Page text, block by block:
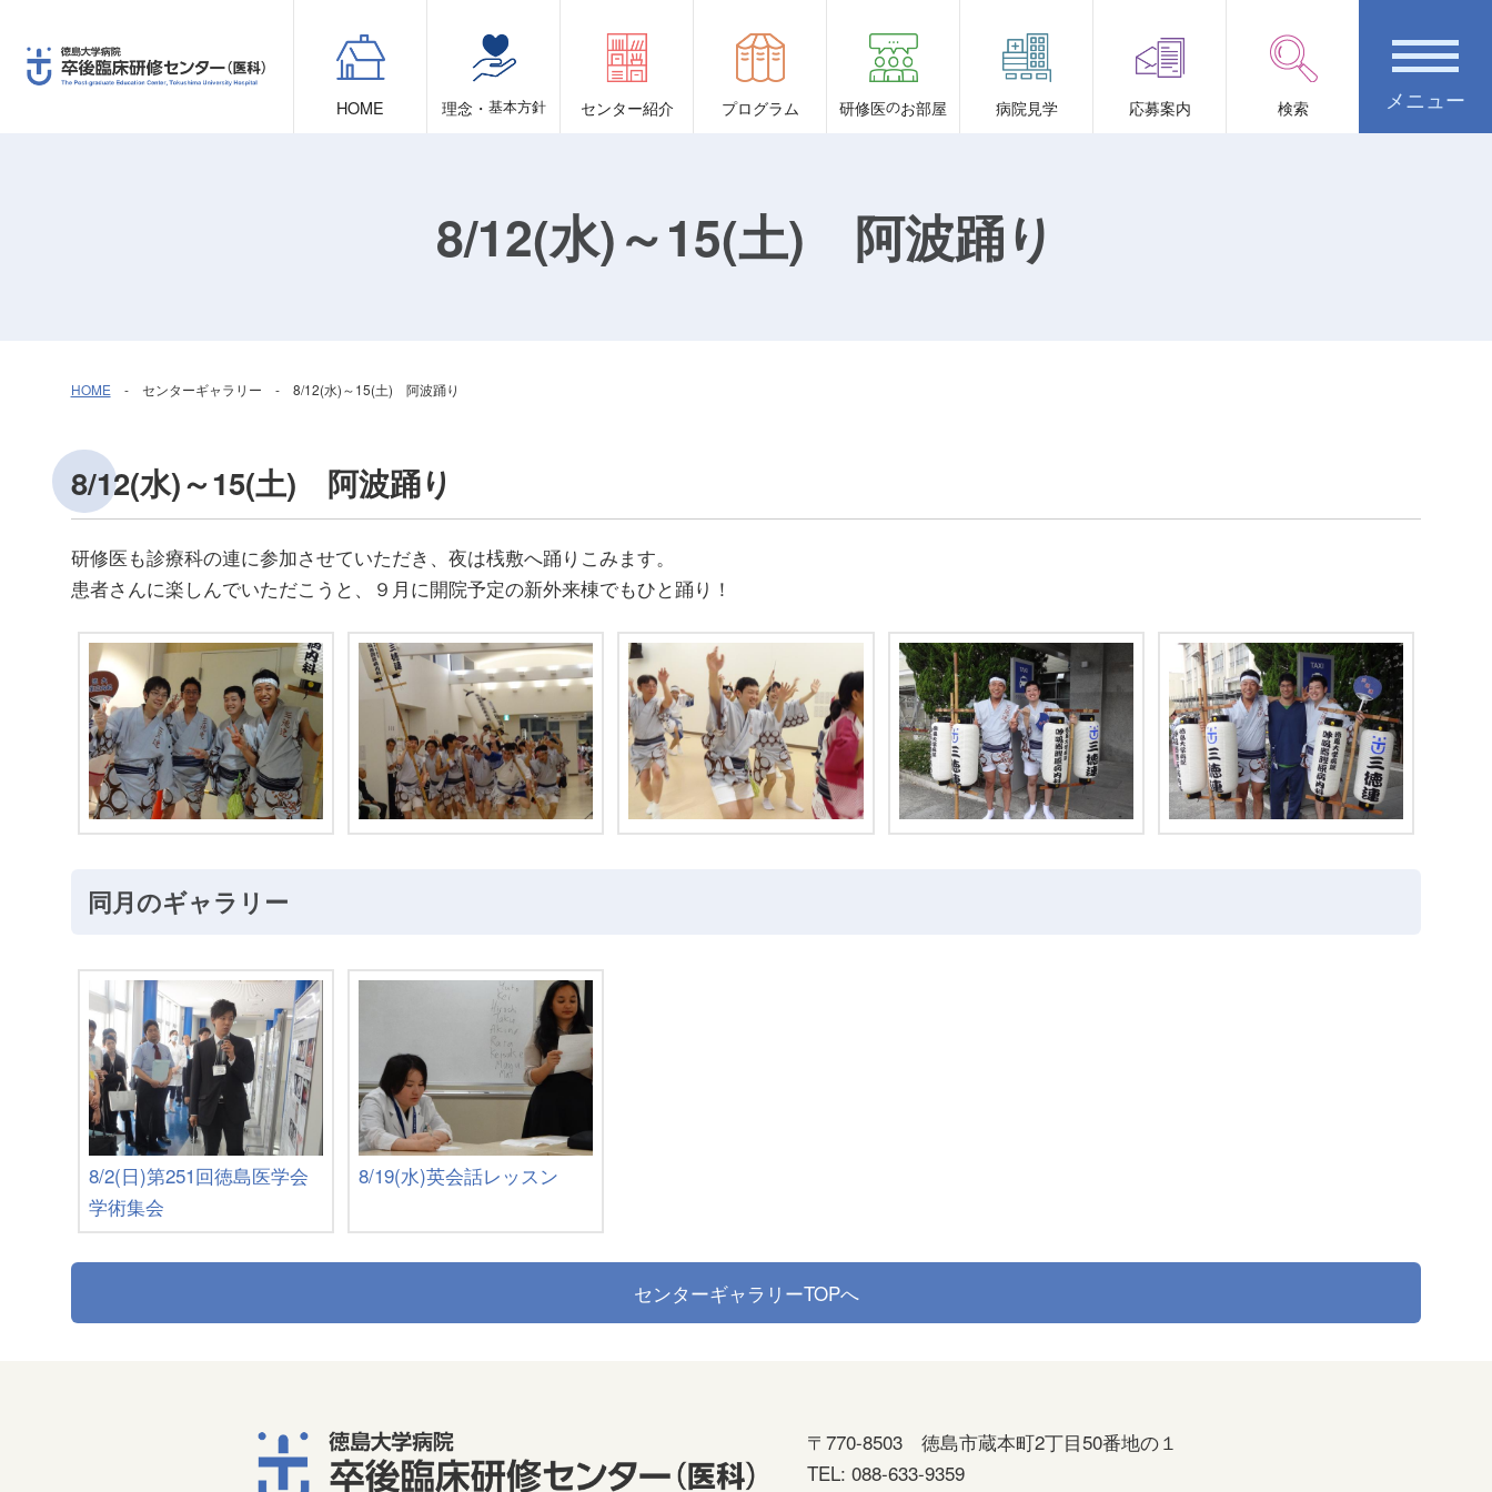
HOME 理念・ 基本方針 センター紹介 プログラム 研修医のお部屋 病院見学 応募案内 検索
8/12(水)～15(土) 阿波踊り
HOME - センターギャラリー - 8/12(水)～15(土) 阿波踊り
8/12(水)～15(土) 阿波踊り
研修医も診療科の連に参加させていただき、夜は桟敷へ踊りこみます。
患者さんに楽しんでいただこうと、９月に開院予定の新外来棟でもひと踊り！
同月のギャラリー
8/2(日)第251回徳島医学会
学術集会
8/19(水)英会話レッスン
センターギャラリーTOPへ
〒770-8503
徳島市蔵本町2丁目50番地の１
TEL: 088-633-9359